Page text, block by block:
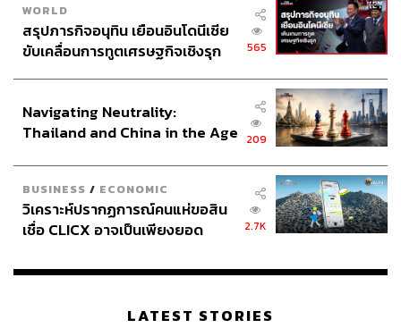
ABOUT THE AUTHOR
กองบรรณาธิการ THE STANDARD
ABOUT THE PHOTOGRAPHER
ช่างภาพข่าว ประจำสำนักข่าว THE
WORLD
สรุปภารกิจอนุทิน เยือนอินโดนีเซีย
ขับเคลื่อนการทูตเศรษฐกิจเชิงรุก
565
Navigating Neutrality:
Thailand and China in the Age
209
BUSINESS / ECONOMIC
วิเคราะห์ปรากฏการณ์คนแห่ขอสิน
เชื่อ CLICX อาจเป็นเพียงยอด
เรือนไทยที่ถูกซุกไว้
2.7K
LATEST STORIES